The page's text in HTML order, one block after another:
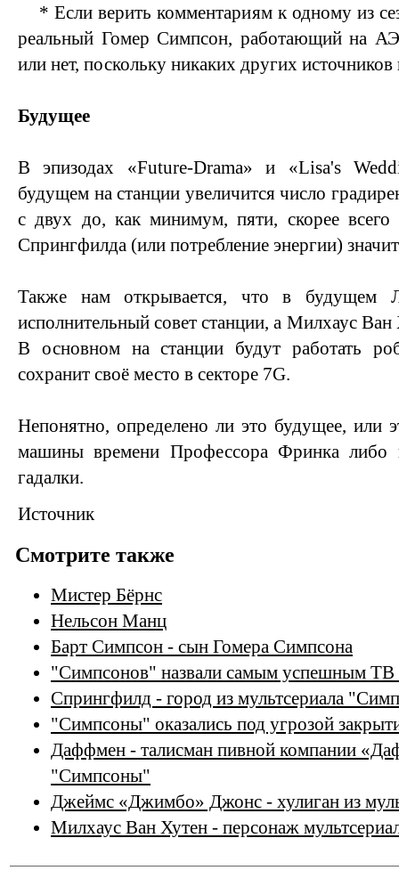
* Если верить комментариям к одному из
реальный Гомер Симпсон, работающий на
или нет, поскольку никаких других
Будущее
В эпизодах «Future-Drama» и «Lisa's
будущем на станции увеличится число
с двух до, как минимум, пяти, скорее всего
Спрингфилда (или потребление энергии)
Также нам открывается, что в будущем
исполнительный совет станции, а Милхаус Ван
В основном на станции будут работать
сохранит своё место в секторе 7G.
Непонятно, определено ли это будущее, или
машины времени Профессора Фринка либо
гадалки.
Источник
Смотрите также
Мистер Бёрнс
Нельсон Манц
Барт Симпсон - сын Гомера Симпсона
"Симпсонов" назвали самым успешным ТВ
Спрингфилд - город из мультсериала
"Симпсоны" оказались под угрозой
Даффмен - талисман пивной компании
"Симпсоны"
Джеймс «Джимбо» Джонс - хулиган из
Милхаус Ван Хутен - персонаж